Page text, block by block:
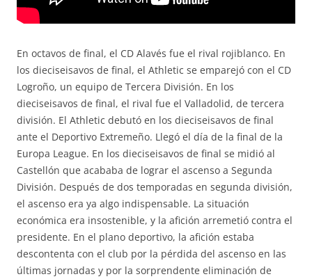
En octavos de final, el CD Alavés fue el rival rojiblanco. En
los dieciseisavos de final, el Athletic se emparejó con el CD
Logroño, un equipo de Tercera División. En los
dieciseisavos de final, el rival fue el Valladolid, de tercera
división. El Athletic debutó en los dieciseisavos de final
ante el Deportivo Extremeño. Llegó el día de la final de la
Europa League. En los dieciseisavos de final se midió al
Castellón que acababa de lograr el ascenso a Segunda
División. Después de dos temporadas en segunda división,
el ascenso era ya algo indispensable. La situación
económica era insostenible, y la afición arremetió contra el
presidente. En el plano deportivo, la afición estaba
descontenta con el club por la pérdida del ascenso en las
últimas jornadas y por la sorprendente eliminación de